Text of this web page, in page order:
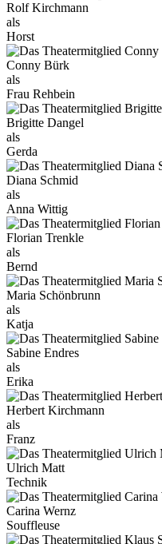
Rolf Kirchmann
als
Horst
Conny Bürk
als
Frau Rehbein
Brigitte Dangel
als
Gerda
Diana Schmid
als
Anna Wittig
Florian Trenkle
als
Bernd
Maria Schönbrunn
als
Katja
Sabine Endres
als
Erika
Herbert Kirchmann
als
Franz
Ulrich Matt
Technik
Carina Wernz
Souffleuse